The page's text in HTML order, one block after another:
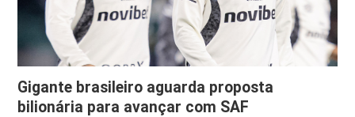
Gigante brasileiro aguarda proposta
bilionária para avançar com SAF